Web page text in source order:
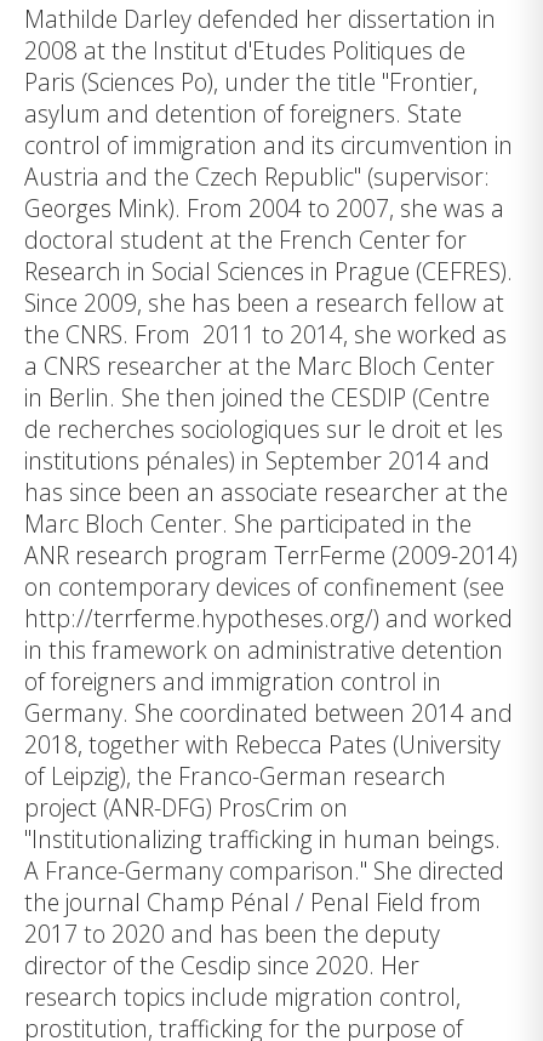
Mathilde Darley defended her dissertation in
2008 at the Institut d'Etudes Politiques de
Paris (Sciences Po), under the title "Frontier,
asylum and detention of foreigners. State
control of immigration and its circumvention in
Austria and the Czech Republic" (supervisor:
Georges Mink). From 2004 to 2007, she was a
doctoral student at the French Center for
Research in Social Sciences in Prague (CEFRES).
Since 2009, she has been a research fellow at
the CNRS. From 2011 to 2014, she worked as
a CNRS researcher at the Marc Bloch Center
in Berlin. She then joined the CESDIP (Centre
de recherches sociologiques sur le droit et les
institutions pénales) in September 2014 and
has since been an associate researcher at the
Marc Bloch Center. She participated in the
ANR research program TerrFerme (2009-2014)
on contemporary devices of confinement (see
http://terrferme.hypotheses.org/) and worked
in this framework on administrative detention
of foreigners and immigration control in
Germany. She coordinated between 2014 and
2018, together with Rebecca Pates (University
of Leipzig), the Franco-German research
project (ANR-DFG) ProsCrim on
"Institutionalizing trafficking in human beings.
A France-Germany comparison." She directed
the journal Champ Pénal / Penal Field from
2017 to 2020 and has been the deputy
director of the Cesdip since 2020. Her
research topics include migration control,
prostitution, trafficking for the purpose of